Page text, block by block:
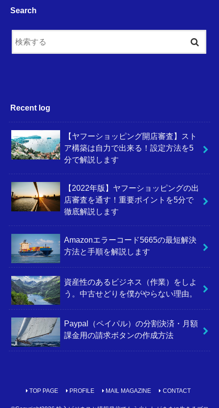
Search
Recent log
【ヤフーショッピング開店審査】スト
ア構築は自力で出来る！設定方法を5
分で解説します
【2022年版】ヤフーショッピングの出
店審査を通す！重要ポイントを5分で
徹底解説します
Amazonエラーコード5665の最短解決
方法と手順を解説します
資産性のあるビジネス（作業）をしよ
う。中古せどりを僕がやらない理由。
Paypal（ペイパル）の分割決済・月額
課金用の請求ボタンの作成方法
TOP PAGE PROFILE MAIL MAGAZINE CONTACT